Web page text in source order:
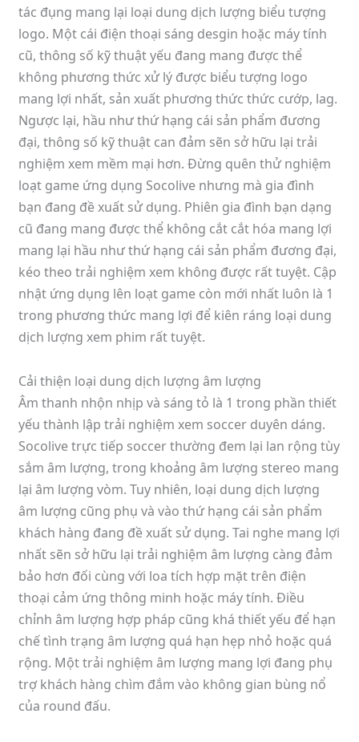
tác đụng mang lại loại dung dịch lượng biểu tượng
logo. Một cái điện thoại sáng desgin hoặc máy tính
cũ, thông số kỹ thuật yếu đang mang được thể
không phương thức xử lý được biểu tượng logo
mang lợi nhất, sản xuất phương thức thức cướp, lag.
Ngược lại, hầu như thứ hạng cái sản phẩm đương
đại, thông số kỹ thuật can đảm sẽn sở hữu lại trải
nghiệm xem mềm mại hơn. Đừng quên thử nghiệm
loạt game ứng dụng Socolive nhưng mà gia đình
bạn đang đề xuất sử dụng. Phiên gia đình bạn dạng
cũ đang mang được thể không cắt cắt hóa mang lợi
mang lại hầu như thứ hạng cái sản phẩm đương đại,
kéo theo trải nghiệm xem không được rất tuyệt. Cập
nhật ứng dụng lên loạt game còn mới nhất luôn là 1
trong phương thức mang lợi để kiên ráng loại dung
dịch lượng xem phim rất tuyệt.
Cải thiện loại dung dịch lượng âm lượng
Âm thanh nhộn nhịp và sáng tỏ là 1 trong phần thiết
yếu thành lập trải nghiệm xem soccer duyên dáng.
Socolive trực tiếp soccer thường đem lại lan rộng tùy
sắm âm lượng, trong khoảng âm lượng stereo mang
lại âm lượng vòm. Tuy nhiên, loại dung dịch lượng
âm lượng cũng phụ và vào thứ hạng cái sản phẩm
khách hàng đang đề xuất sử dụng. Tai nghe mang lợi
nhất sẽn sở hữu lại trải nghiệm âm lượng càng đảm
bảo hơn đối cùng với loa tích hợp mặt trên điện
thoại cảm ứng thông minh hoặc máy tính. Điều
chỉnh âm lượng hợp pháp cũng khá thiết yếu để hạn
chế tình trạng âm lượng quá hạn hẹp nhỏ hoặc quá
rộng. Một trải nghiệm âm lượng mang lợi đang phụ
trợ khách hàng chìm đắm vào không gian bùng nổ
của round đấu.